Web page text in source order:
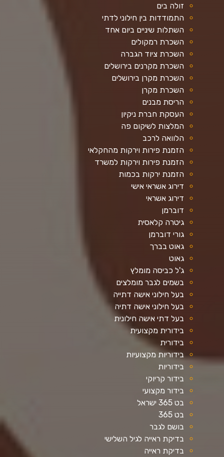
זולה בים
התמודדות בין חילוני לדתי
השתלות שיניים ביום אחד
השכרת רמקולים
השכרת ציוד הגברה
השכרת מקרנים בירושלים
השכרת מקרן בירושלים
השכרת מקרן
הריסת מבנים
העסקת חברת ניקיון
המלצות לשיקום פה
הלוואה לרכב
הזמנת פירות וירקות מהחקלאי
הזמנת פירות וירקות למשרד
הזמנת ירקות בכמות
דירוג אשראי אישי
דירוג אשראי
דוברמן
גיטרה קלאסית
גורי דוברמן
גאוט בברך
גאוט
ג'ל כביסה מומלץ
בשמים לגבר מומלצים
בעל חילוני אישה דתייה
בעל חילוני אישה דתיה
בעל דתי אישה חילונית
בידורית מקצועית
בידורית
בידוריות מקצועיות
בידוריות
בידור קריוקי
בידור מקצועי
בט 365 ישראל
בט 365
בושם לגבר
בדיקת ראייה לגיל השלישי
בדיקת ראייה